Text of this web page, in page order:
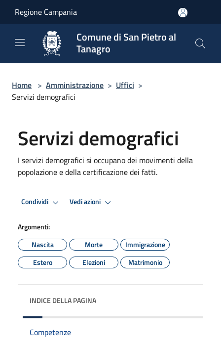
Regione Campania
Comune di San Pietro al
Tanagro
Home > Amministrazione > Uffici >
Servizi demografici
Servizi demografici
I servizi demografici si occupano dei movimenti della
popolazione e della certificazione dei fatti.
Condividi Vedi azioni
Argomenti:
Nascita
Morte
Immigrazione
Estero
Elezioni Matrimonio
INDICE DELLA PAGINA
Competenze